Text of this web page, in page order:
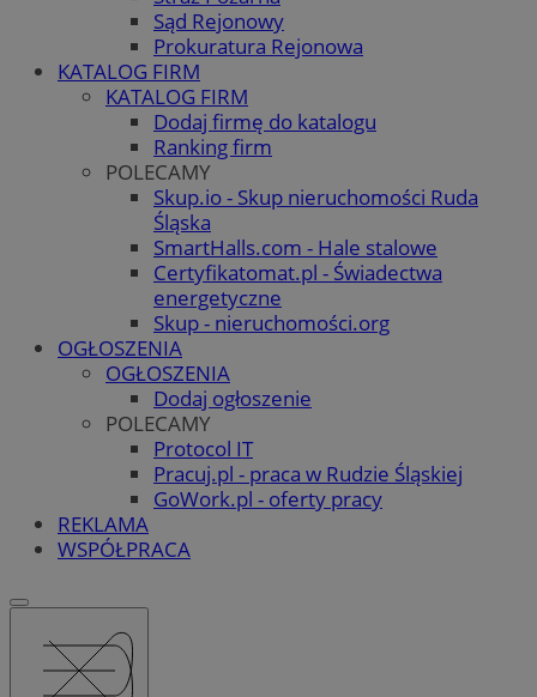
Sąd Rejonowy
Prokuratura Rejonowa
KATALOG FIRM
KATALOG FIRM
Dodaj firmę do katalogu
Ranking firm
POLECAMY
Skup.io - Skup nieruchomości Ruda
Śląska
SmartHalls.com - Hale stalowe
Certyfikatomat.pl - Świadectwa
energetyczne
Skup - nieruchomości.org
OGŁOSZENIA
OGŁOSZENIA
Dodaj ogłoszenie
POLECAMY
Protocol IT
Pracuj.pl - praca w Rudzie Śląskiej
GoWork.pl - oferty pracy
REKLAMA
WSPÓŁPRACA